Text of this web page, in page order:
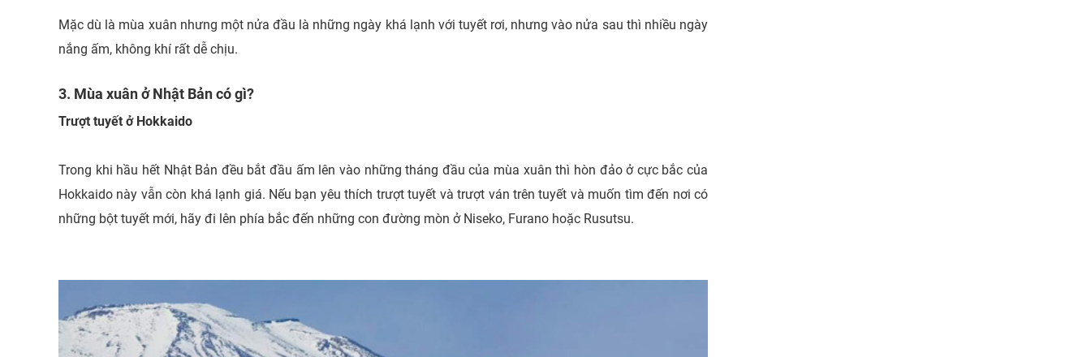
Mặc dù là mùa xuân nhưng một nửa đầu là những ngày khá lạnh với tuyết rơi, nhưng vào nửa sau thì nhiều ngày
nắng ấm, không khí rất dễ chịu.
3. Mùa xuân ở Nhật Bản có gì?
Trượt tuyết ở Hokkaido
Trong khi hầu hết Nhật Bản đều bắt đầu ấm lên vào những tháng đầu của mùa xuân thì hòn đảo ở cực bắc của
Hokkaido này vẫn còn khá lạnh giá. Nếu bạn yêu thích trượt tuyết và trượt ván trên tuyết và muốn tìm đến nơi có
những bột tuyết mới, hãy đi lên phía bắc đến những con đường mòn ở Niseko, Furano hoặc Rusutsu.